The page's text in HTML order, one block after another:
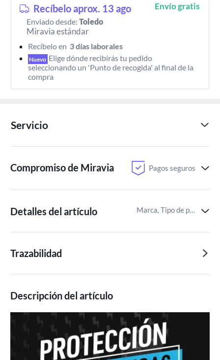
Recíbelo aprox. 13 ago Envío gratis
Enviado desde:Toledo
Miravia estándar
Recíbelo en 3 días laborales
Nuevo Elige dónde recibirás tu pedido
seleccionando un 'Punto de recogida' al final de la
compra
Servicio
Compromiso de Miravia Pagos seguros
Detalles del artículo
Trazabilidad
Descripción del artículo